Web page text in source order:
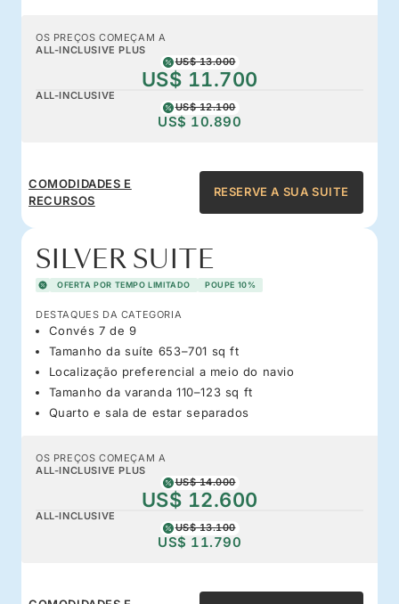
OS PREÇOS COMEÇAM A
ALL-INCLUSIVE PLUS
US$ 13.000
US$ 11.700
ALL-INCLUSIVE
US$ 12.100
US$ 10.890
COMODIDADES E
RECURSOS
RESERVE A SUA SUITE
SILVER SUITE
OFERTA POR TEMPO LIMITADO POUPE 10%
DESTAQUES DA CATEGORIA
Convés 7 de 9
Tamanho da suíte 653–701 sq ft
Localização preferencial a meio do navio
Tamanho da varanda 110–123 sq ft
Quarto e sala de estar separados
OS PREÇOS COMEÇAM A
ALL-INCLUSIVE PLUS
US$ 14.000
US$ 12.600
ALL-INCLUSIVE
US$ 13.100
US$ 11.790